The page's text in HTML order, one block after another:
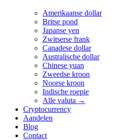
Amerikaanse dollar
Britse pond
Japanse yen
Zwitserse frank
Canadese dollar
Australische dollar
Chinese yuan
Zweedse kroon
Noorse kroon
Indische roepie
Alle valuta →
Cryptocurrency
Aandelen
Blog
Contact